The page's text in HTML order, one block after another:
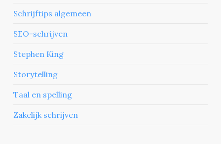
Schrijftips algemeen
SEO-schrijven
Stephen King
Storytelling
Taal en spelling
Zakelijk schrijven